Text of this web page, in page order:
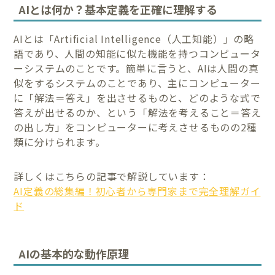
AIとは何か？基本定義を正確に理解する
AIとは「Artificial Intelligence（人工知能）」の略
語であり、人間の知能に似た機能を持つコンピュータ
ーシステムのことです。簡単に言うと、AIは人間の真
似をするシステムのことであり、主にコンピューター
に「解法＝答え」を出させるものと、どのような式で
答えが出せるのか、という「解法を考えること＝答え
の出し方」をコンピューターに考えさせるものの2種
類に分けられます。
詳しくはこちらの記事で解説しています：
AI定義の総集編！初心者から専門家まで完全理解ガイ
ド
AIの基本的な動作原理